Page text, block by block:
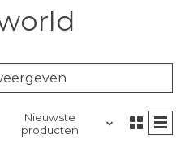
Nieuwste
producten